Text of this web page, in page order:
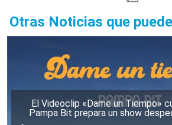
Otras Noticias que
El Videoclip «Dame un Tiempo»
Pampa Bit prepara un show